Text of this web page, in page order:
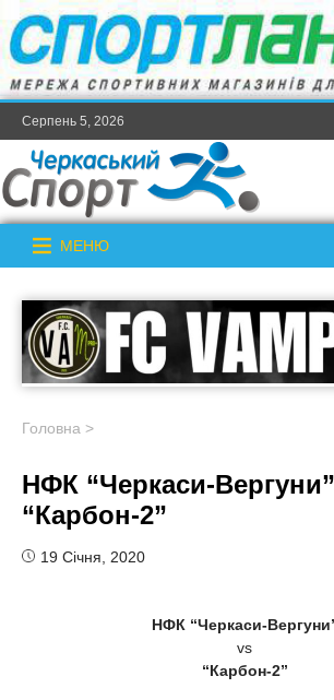
Серпень 5, 2026
МЕНЮ
Головна >
НФК “Черкаси-
“Карбон-2”
19 Січня, 2020
НФК “Черкаси-
vs
“Карбон-2”